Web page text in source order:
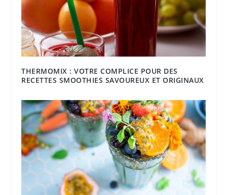
THERMOMIX : VOTRE COMPLICE POUR DES
RECETTES SMOOTHIES SAVOUREUX ET ORIGINAUX